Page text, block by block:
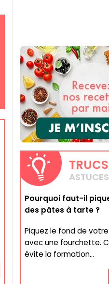
TRUCS
Pourquoi faut-il
des pâtes à tarte ?
Piquez le fond de
avec une fourchette.
évite la formation...